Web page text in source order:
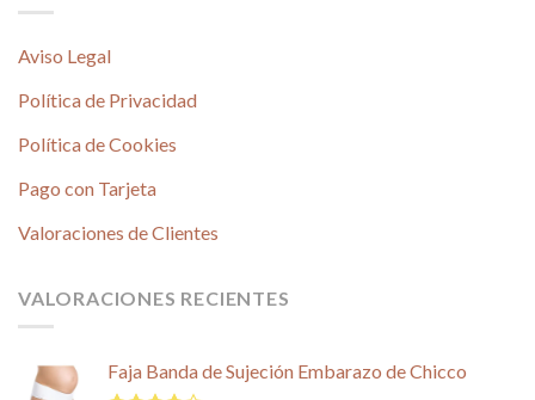
Aviso Legal
Política de Privacidad
Política de Cookies
Pago con Tarjeta
Valoraciones de Clientes
VALORACIONES RECIENTES
Faja Banda de Sujeción Embarazo de Chicco